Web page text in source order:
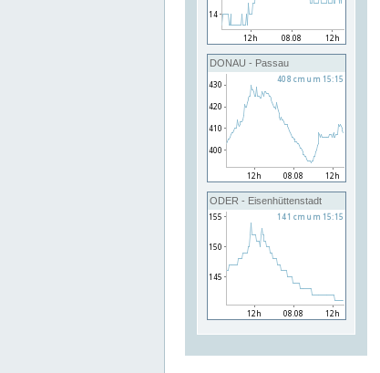
DONAU - Passau
ODER - Eisenhüttenstadt